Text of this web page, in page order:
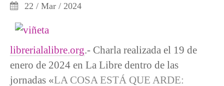
22 / Mar / 2024
librerialalibre.org.- Charla realizada el 19 de
enero de 2024 en La Libre dentro de las
jornadas «LA COSA ESTÁ QUE ARDE: